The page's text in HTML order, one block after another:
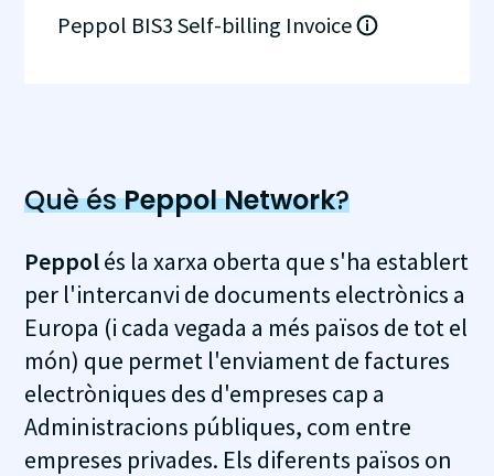
Peppol BIS3 Self-billing Invoice
Què ésPeppol Network?
Peppolés la xarxa oberta que s'ha establert
per l'intercanvi de documents electrònics a
Europa (i cada vegada a més països de tot el
món) que permet l'enviament de factures
electròniques des d'empreses cap a
Administracions públiques, com entre
empreses privades. Els diferents països on